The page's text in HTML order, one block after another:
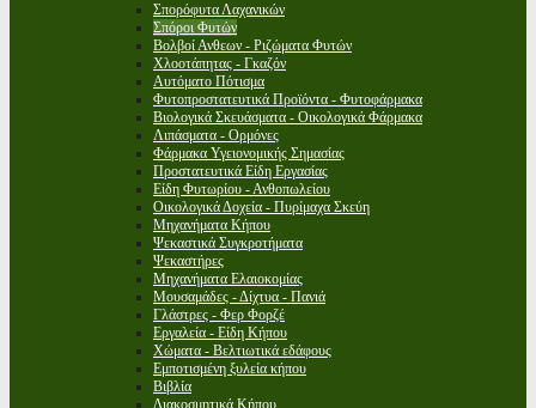
Σπορόφυτα Λαχανικών
Σπόροι Φυτών
Βολβοί Ανθεων - Ριζώματα Φυτών
Χλοοτάπητας - Γκαζόν
Αυτόματο Πότισμα
Φυτοπροστατευτικά Προϊόντα - Φυτοφάρμακα
Βιολογικά Σκευάσματα - Οικολογικά Φάρμακα
Λιπάσματα - Ορμόνες
Φάρμακα Υγειονομικής Σημασίας
Προστατευτικά Είδη Εργασίας
Είδη Φυτωρίου - Ανθοπωλείου
Οικολογικά Δοχεία - Πυρίμαχα Σκεύη
Μηχανήματα Κήπου
Ψεκαστικά Συγκροτήματα
Ψεκαστήρες
Μηχανήματα Ελαιοκομίας
Μουσαμάδες - Δίχτυα - Πανιά
Γλάστρες - Φερ Φορζέ
Εργαλεία - Είδη Κήπου
Χώματα - Βελτιωτικά εδάφους
Εμποτισμένη ξυλεία κήπου
Βιβλία
Διακοσμητικά Κήπου